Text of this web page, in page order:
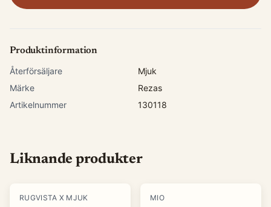
Produktinformation
Återförsäljare
Mjuk
Märke
Rezas
Artikelnummer
130118
Liknande produkter
-15%
RUGVISTA X MJUK -40%
MIO